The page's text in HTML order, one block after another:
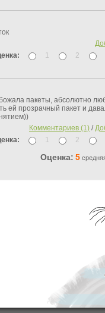
1 2
пакеты, абсолютно
ей прозрачный пакет и
Комментариев (1) /
1 2
Оценка: 5